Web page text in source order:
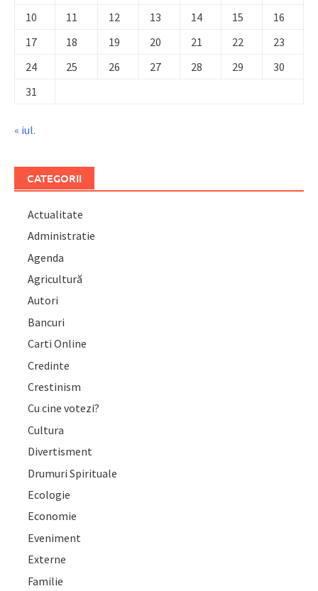
10
11 12 13 14 15
16
17
18 19 20 21 22
23
24
25 26 27 28 29
30
31
« iul.
CATEGORII
Actualitate
Administratie
Agenda
Agricultură
Autori
Bancuri
Carti Online
Credinte
Crestinism
Cu cine votezi?
Cultura
Divertisment
Drumuri Spirituale
Ecologie
Economie
Eveniment
Externe
Familie